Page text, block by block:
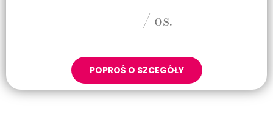
/ os.
POPROŚ O SZCEGÓŁY